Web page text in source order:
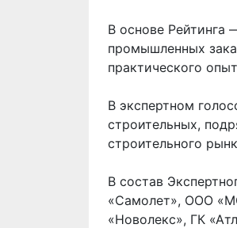
В основе Рейтинга
промышленных
практического
В экспертном
строительных,
строительного
В состав
«Самолет», ООО
«Новолекс», ГК